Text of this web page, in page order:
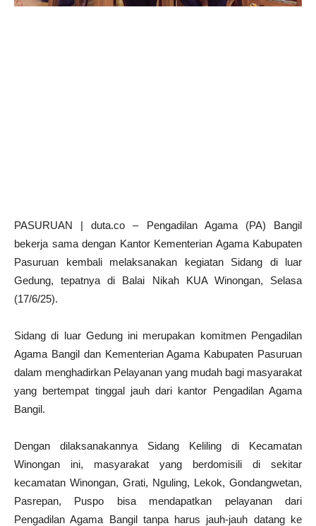
PASURUAN | duta.co – Pengadilan Agama (PA) Bangil
bekerja sama dengan Kantor Kementerian Agama Kabupaten
Pasuruan kembali melaksanakan kegiatan Sidang di luar
Gedung, tepatnya di Balai Nikah KUA Winongan, Selasa
(17/6/25).
Sidang di luar Gedung ini merupakan komitmen Pengadilan
Agama Bangil dan Kementerian Agama Kabupaten Pasuruan
dalam menghadirkan Pelayanan yang mudah bagi masyarakat
yang bertempat tinggal jauh dari kantor Pengadilan Agama
Bangil.
Dengan dilaksanakannya Sidang Keliling di Kecamatan
Winongan ini, masyarakat yang berdomisili di sekitar
kecamatan Winongan, Grati, Nguling, Lekok, Gondangwetan,
Pasrepan, Puspo bisa mendapatkan pelayanan dari
Pengadilan Agama Bangil tanpa harus jauh-jauh datang ke